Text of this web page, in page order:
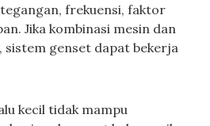
frekuensi, faktor
Jika kombinasi mesin dan
genset dapat bekerja
kecil tidak mampu